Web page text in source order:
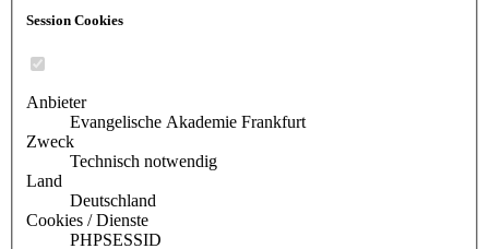
Session Cookies
Anbieter
Evangelische Akademie Frankfurt
Zweck
Technisch notwendig
Land
Deutschland
Cookies / Dienste
PHPSESSID